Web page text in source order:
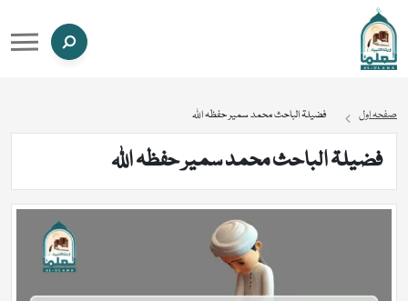
صفحہ اول فضیلۃ الباحث محمد سمیر حفظہ اللہ
فضیلۃ الباحث محمد سمیر حفظہ اللہ